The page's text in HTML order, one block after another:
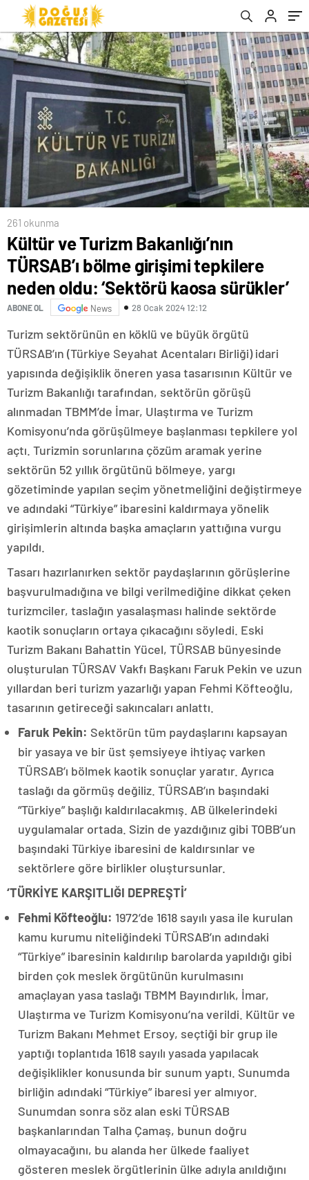
‘Sektörü kaosa sürükler’
261 okunma
Kültür ve Turizm Bakanlığı’nın
TÜRSAB’ı bölme girişimi tepkilere
neden oldu: ‘Sektörü kaosa sürükler’
ABONE OL News 28 Ocak 2024 12:12
Turizm sektörünün en köklü ve büyük örgütü
TÜRSAB’ın (Türkiye Seyahat Acentaları Birliği) idari
yapısında değişiklik öneren yasa tasarısının Kültür ve
Turizm Bakanlığı tarafından, sektörün görüşü
alınmadan TBMM’de İmar, Ulaştırma ve Turizm
Komisyonu’nda görüşülmeye başlanması tepkilere yol
açtı. Turizmin sorunlarına çözüm aramak yerine
sektörün 52 yıllık örgütünü bölmeye, yargı
gözetiminde yapılan seçim yönetmeliğini değiştirmeye
ve adındaki “Türkiye” ibaresini kaldırmaya yönelik
girişimlerin altında başka amaçların yattığına vurgu
yapıldı.
Tasarı hazırlanırken sektör paydaşlarının görüşlerine
başvurulmadığına ve bilgi verilmediğine dikkat çeken
turizmciler, taslağın yasalaşması halinde sektörde
kaotik sonuçların ortaya çıkacağını söyledi. Eski
Turizm Bakanı Bahattin Yücel, TÜRSAB bünyesinde
oluşturulan TÜRSAV Vakfı Başkanı Faruk Pekin ve uzun
yıllardan beri turizm yazarlığı yapan Fehmi Köfteoğlu,
tasarının getireceği sakıncaları anlattı.
Faruk Pekin: Sektörün tüm paydaşlarını kapsayan
bir yasaya ve bir üst şemsiyeye ihtiyaç varken
TÜRSAB’ı bölmek kaotik sonuçlar yaratır. Ayrıca
taslağı da görmüş değiliz. TÜRSAB’ın başındaki
“Türkiye” başlığı kaldırılacakmış. AB ülkelerindeki
uygulamalar ortada. Sizin de yazdığınız gibi TOBB’un
başındaki Türkiye ibaresini de kaldırsınlar ve
sektörlere göre birlikler oluştursunlar.
‘TÜRKİYE KARŞITLIĞI DEPREŞTİ’
Fehmi Köfteoğlu: 1972’de 1618 sayılı yasa ile kurulan
kamu kurumu niteliğindeki TÜRSAB’ın adındaki
“Türkiye” ibaresinin kaldırılıp barolarda yapıldığı gibi
birden çok meslek örgütünün kurulmasını
amaçlayan yasa taslağı TBMM Bayındırlık, İmar,
Ulaştırma ve Turizm Komisyonu’na verildi. Kültür ve
Turizm Bakanı Mehmet Ersoy, seçtiği bir grup ile
yaptığı toplantıda 1618 sayılı yasada yapılacak
değişiklikler konusunda bir sunum yaptı. Sunumda
birliğin adındaki “Türkiye” ibaresi yer almıyor.
Sunumdan sonra söz alan eski TÜRSAB
başkanlarından Talha Çamaş, bunun doğru
olmayacağını, bu alanda her ülkede faaliyet
gösteren meslek örgütlerinin ülke adıyla anıldığını